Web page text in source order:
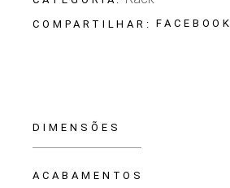
COMPARTILHAR: FACEBOOK
DIMENSÕES
ACABAMENTOS